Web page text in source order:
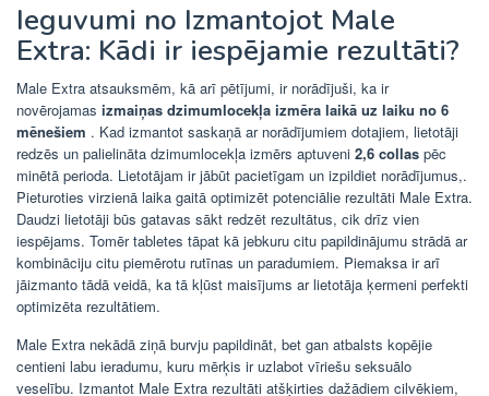
Ieguvumi no Izmantojot Male
Extra: Kādi ir iespējamie rezultāti?
Male Extra atsauksmēm, kā arī pētījumi, ir norādījuši, ka ir
novērojamas izmaiņas dzimumlocekļa izmēra laikā uz laiku no 6
mēnešiem . Kad izmantot saskaņā ar norādījumiem dotajiem, lietotāji
redzēs un palielināta dzimumlocekļa izmērs aptuveni 2,6 collas pēc
minētā perioda. Lietotājam ir jābūt pacietīgam un izpildiet norādījumus,.
Pieturoties virzienā laika gaitā optimizēt potenciālie rezultāti Male Extra.
Daudzi lietotāji būs gatavas sākt redzēt rezultātus, cik drīz vien
iespējams. Tomēr tabletes tāpat kā jebkuru citu papildinājumu strādā ar
kombināciju citu piemērotu rutīnas un paradumiem. Piemaksa ir arī
jāizmanto tādā veidā, ka tā kļūst maisījums ar lietotāja ķermeni perfekti
optimizēta rezultātiem.
Male Extra nekādā ziņā burvju papildināt, bet gan atbalsts kopējie
centieni labu ieradumu, kuru mērķis ir uzlabot vīriešu seksuālo
veselību. Izmantot Male Extra rezultāti atšķirties dažādiem cilvēkiem,